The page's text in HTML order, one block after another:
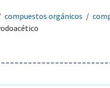
compuestos orgánicos